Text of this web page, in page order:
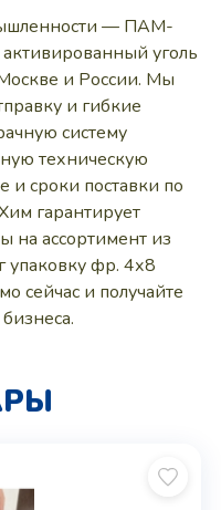
— ПАМ-
уголь
и России. Мы
и гибкие
систему
техническую
и сроки поставки по
гарантирует
на ассортимент из
упаковку фр. 4х8
сейчас и получайте